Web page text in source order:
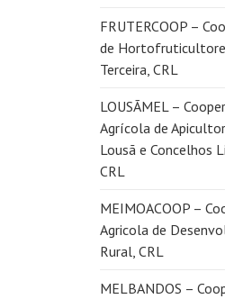
FRUTERCOOP –
de
Terceira, CRL
LOUSÃMEL –
Agrícola de
Lousã e Concelhos
CRL
MEIMOACOOP –
Agricola de
Rural, CRL
MELBANDOS –